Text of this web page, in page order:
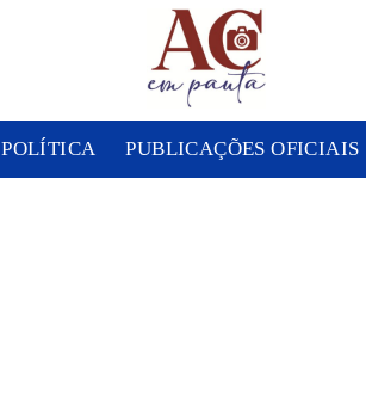
POLÍTICA PUBLICAÇÕES OFICIAIS